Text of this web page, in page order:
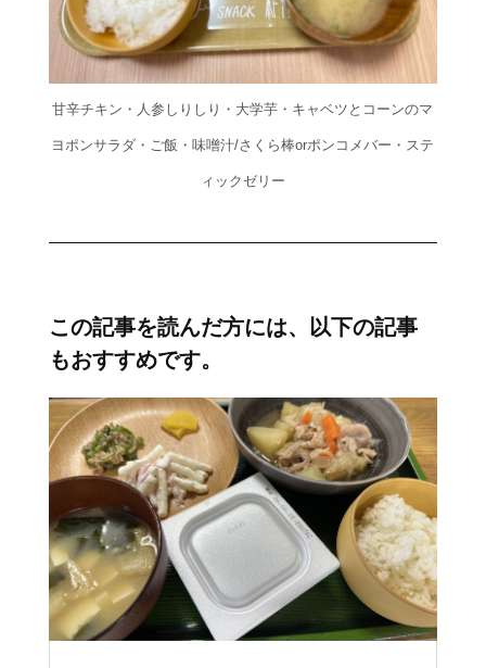
甘辛チキン・人参しりしり・大学芋・キャベツとコーンのマ
ヨポンサラダ・ご飯・味噌汁/さくら棒orポンコメバー・ステ
ィックゼリー
この記事を読んだ方には、以下の記事
もおすすめです。